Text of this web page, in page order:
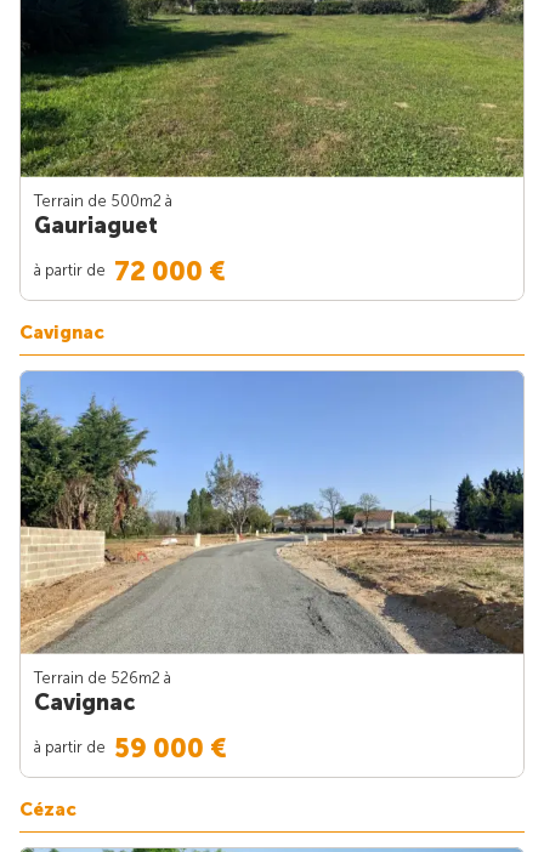
Terrain de 500m2 à
Gauriaguet
à partir de 72 000 €
Cavignac
Terrain de 526m2 à
Cavignac
à partir de 59 000 €
Cézac